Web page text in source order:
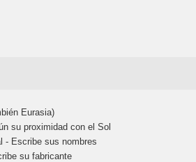
Eurasia)
su proximidad con el Sol
- Escribe sus nombres
su fabricante